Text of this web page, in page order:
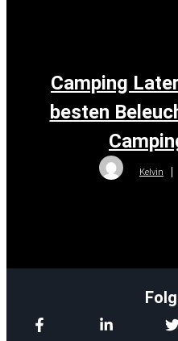
Camping
besten
Kelvin